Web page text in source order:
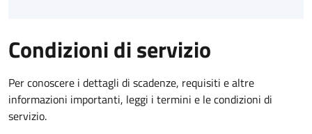
Condizioni di servizio
Per conoscere i dettagli di scadenze, requisiti e altre
informazioni importanti, leggi i termini e le condizioni di
servizio.